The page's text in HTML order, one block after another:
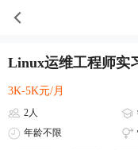
Linux运维工程师实
3K-5K元/月
2人
年龄不限